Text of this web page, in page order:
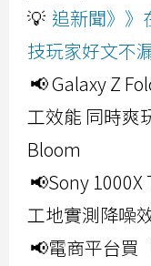
💡 追新聞》》
技玩家好文不
📢 Galaxy Z
工效能 同時爽
Bloom
📢Sony 1000X
工地實測降噪
📢電商平台買